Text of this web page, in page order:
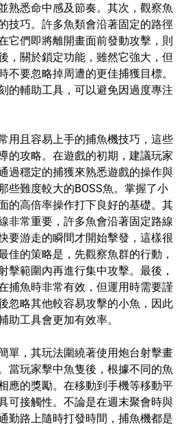
熟悉命中感及節奏。其次，觀察魚
技巧。許多魚類會沿著固定的路徑
它們即將離開畫面前發動攻擊，則
，關於鎖定功能，雖然它強大，但
不要忽略掉周遭的更佳捕獲目標。
的輔助工具，可以避免因過度專注
用且容易上手的捕魚機技巧，這些
的攻略。在遊戲的初期，建議玩家
過穩定的捕獲來熟悉遊戲的操作與
些難度較大的BOSS魚。掌握了小
的高倍率操作打下良好的基礎。其
非常重要，許多魚會沿著固定路線
要游走的瞬間才開始擊發，這樣很
佳的策略是，先觀察魚群的行動，
擊範圍內再進行集中攻擊。最後，
捕魚時非常有效，但運用時需要謹
忽略其他較容易攻擊的小魚，因此
助工具會更加有效率。
單，其玩法圍繞著使用炮台射擊畫
當玩家擊中魚隻後，根據不同的魚
應的獎勵。在移動到手機等移動平
可接觸性。不論是在週末聚會時與
勤路上隨時打發時間，捕魚機都是